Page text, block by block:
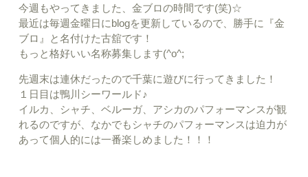
今週もやってきました、金ブロの時間です(笑)☆
最近は毎週金曜日にblogを更新しているので、勝手に『金
ブロ』と名付けた古舘です！
もっと格好いい名称募集します(^o^;
先週末は連休だったので千葉に遊びに行ってきました！
１日目は鴨川シーワールド♪
イルカ、シャチ、ベルーガ、アシカのパフォーマンスが観
れるのですが、なかでもシャチのパフォーマンスは迫力が
あって個人的には一番楽しめました！！！